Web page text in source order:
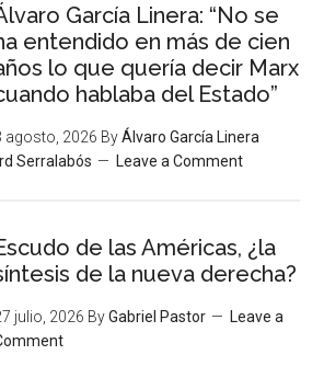
García Linera: “No se
entendido en más de cien
lo que quería decir Marx
hablaba del Estado”
agosto, 2026 ByÁlvaro García Linera
Serralabós
Leave a Comment
de las Américas, ¿la
de la nueva derecha?
julio, 2026 ByGabriel Pastor
Leave a